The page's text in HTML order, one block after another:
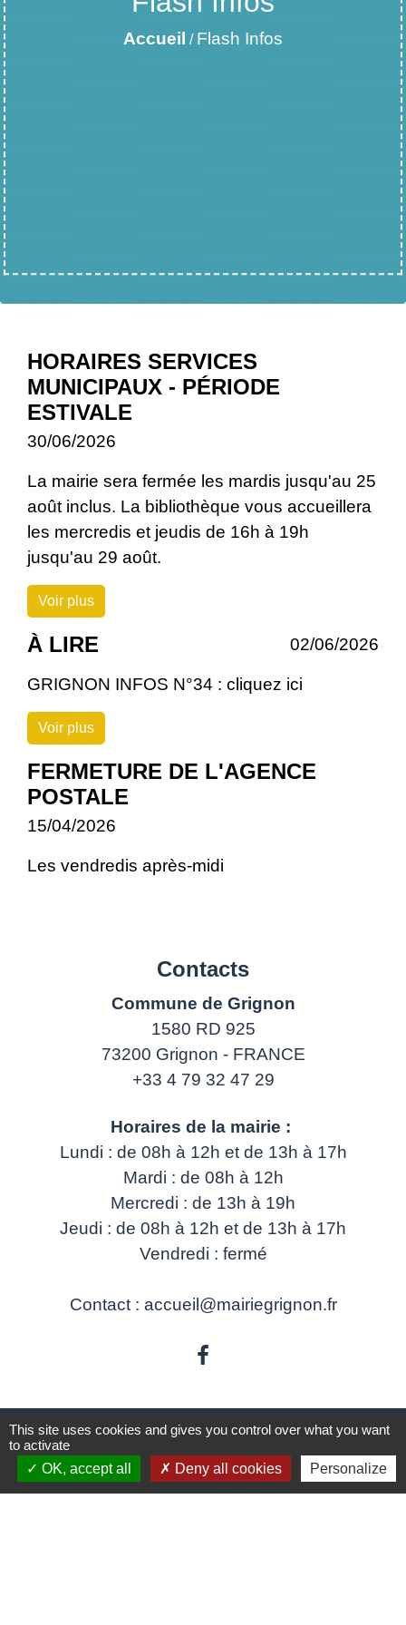
Accueil / Flash Infos
HORAIRES SERVICES
MUNICIPAUX - PÉRIODE
ESTIVALE
30/06/2026
La mairie sera fermée les mardis jusqu'au 25
août inclus. La bibliothèque vous accueillera
les mercredis et jeudis de 16h à 19h
jusqu'au 29 août.
Voir plus
À LIRE 02/06/2026
GRIGNON INFOS N°34 : cliquez ici
Voir plus
FERMETURE DE L'AGENCE
POSTALE
15/04/2026
Les vendredis après-midi
Contacts
Commune de Grignon
1580 RD 925
73200 Grignon - FRANCE
+33 4 79 32 47 29
Horaires de la mairie :
Lundi : de 08h à 12h et de 13h à 17h
Mardi : de 08h à 12h
Mercredi : de 13h à 19h
Jeudi : de 08h à 12h et de 13h à 17h
Vendredi : fermé
Contact : accueil@mairiegrignon.fr
Communauté d’agglomération Arlysère
This site uses cookies and gives you control over what you want
to activate
OK, accept all
Deny all cookies Personalize